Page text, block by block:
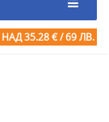
НАД 35.28 € / 69 ЛВ.